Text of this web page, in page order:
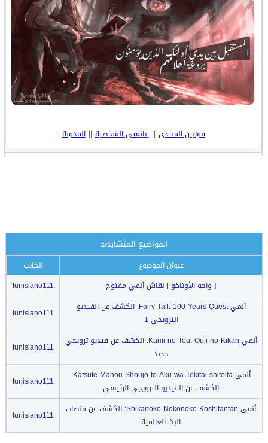
قوانين المنتدى ||قائمتي الشخصية||المدونة
المواضيع المتشابهه
عنوان الموضوع
الكاتب
[ واحة الأوتاكو ] نقاش أنمي مفتوح
tunisiano111
أنمي Fairy Tail: 100 Years Quest: الكشف عن الفيديو
الترويجي 1
tunisiano111
أنمي Kami no Tou: Ouji no Kikan: الكشف عن فيديو ترويجي
جديد
tunisiano111
أنمي Katsute Mahou Shoujo to Aku wa Tekitai shiteita:
الكشف عن الفيديو الترويجي الرئيسي
tunisiano111
أنمي Shikanoko Nokonoko Koshitantan: الكشف عن منصات
البث العالمية
tunisiano111